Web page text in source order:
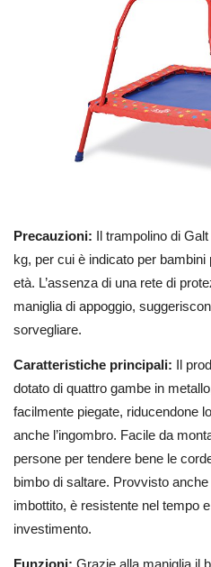
Precauzioni: Il trampolino di
kg, per cui è indicato per
età. L’assenza di una rete di
maniglia di appoggio,
sorvegliare.
Caratteristiche principali: Il
dotato di quattro gambe in
facilmente piegate, riducendone
anche l’ingombro. Facile da
persone per tendere bene le
bimbo di saltare. Provvisto
imbottito, è resistente nel tempo
investimento.
Funzioni: Grazie alla maniglia il